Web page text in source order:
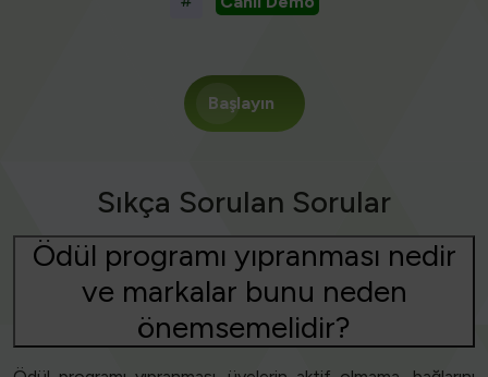
Başlayın
Sıkça Sorulan Sorular
Ödül programı yıpranması nedir
ve markalar bunu neden
önemsemelidir?